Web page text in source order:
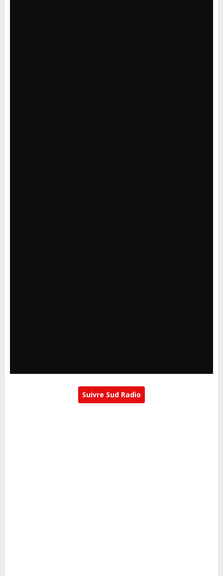
Suivre Sud Radio